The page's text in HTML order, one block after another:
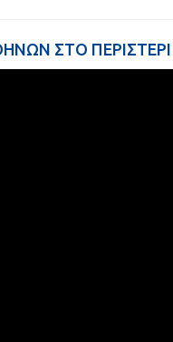
ΣΤΟ ΠΕΡΙΣΤΕΡΙ